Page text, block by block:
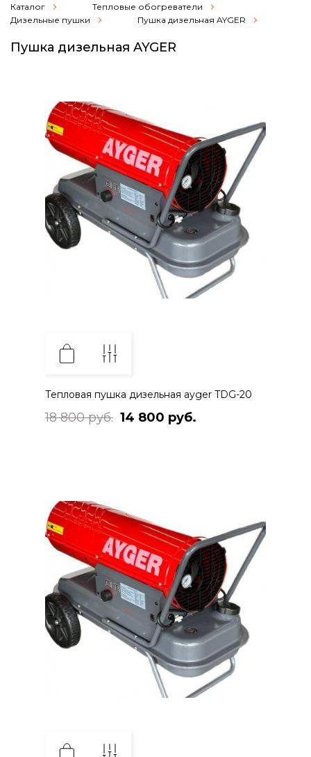
Каталог
Тепловые обогреватели
Дизельные пушки
Пушка дизельная AYGER
Пушка дизельная AYGER
Тепловая пушка дизельная ayger TDG-20
18 800 руб. 14 800 руб.